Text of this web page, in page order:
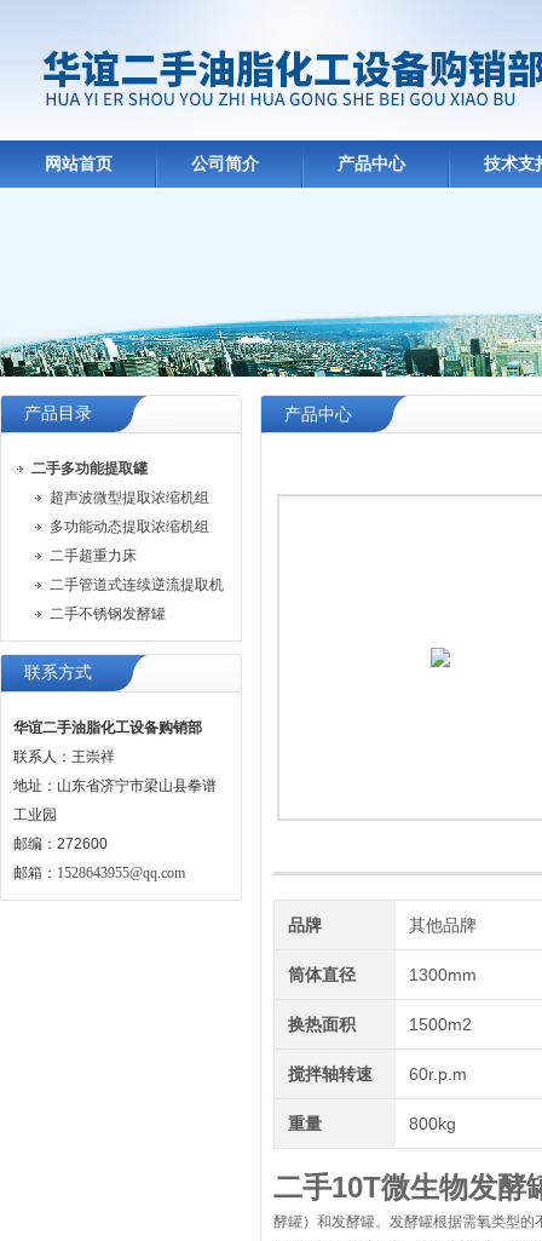
网站首页 公司简介 产品中心 技术支
产品目录
二手多功能提取罐
超声波微型提取浓缩机组
多功能动态提取浓缩机组
二手超重力床
二手管道式连续逆流提取机
二手不锈钢发酵罐
联系方式
华谊二手油脂化工设备购销部
联系人：王崇祥
地址：山东省济宁市梁山县拳谱
工业园
邮编：272600
邮箱： 1528643955@qq.com
产品中心
品牌 其他品牌
筒体直径 1300mm
换热面积 1500m2
搅拌轴转速 60r.p.m
重量 800kg
二手10T微生物发酵
酵罐）和发酵罐。发酵罐根据需氧类型